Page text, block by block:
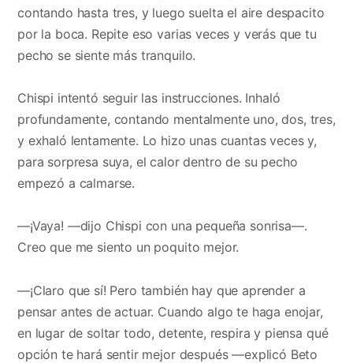
contando hasta tres, y luego suelta el aire despacito
por la boca. Repite eso varias veces y verás que tu
pecho se siente más tranquilo.
Chispi intentó seguir las instrucciones. Inhaló
profundamente, contando mentalmente uno, dos, tres,
y exhaló lentamente. Lo hizo unas cuantas veces y,
para sorpresa suya, el calor dentro de su pecho
empezó a calmarse.
—¡Vaya! —dijo Chispi con una pequeña sonrisa—.
Creo que me siento un poquito mejor.
—¡Claro que sí! Pero también hay que aprender a
pensar antes de actuar. Cuando algo te haga enojar,
en lugar de soltar todo, detente, respira y piensa qué
opción te hará sentir mejor después —explicó Beto